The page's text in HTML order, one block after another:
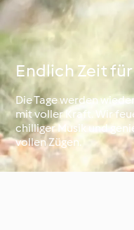
Endlich Zeit für
Die Tage werden
mit voller Kraft. Wir
chilliger Musik und
vollen Zügen.